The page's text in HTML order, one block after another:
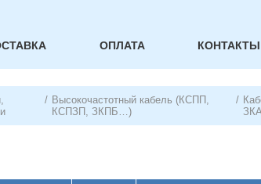
ОПЛАТА КОНТАКТЫ
/ Высокочастотный кабель (КСПП,
КСПЗП, ЗКПБ…)
/